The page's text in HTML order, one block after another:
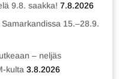
9.8. saakka! 7.8.2026
15.–28.9.
– neljäs
kulta 3.8.2026